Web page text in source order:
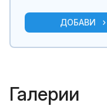
ДОБАВИ
Галерии